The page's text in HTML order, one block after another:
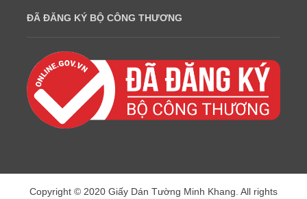
ĐÃ ĐĂNG KÝ BỘ CÔNG THƯƠNG
Copyright © 2020 Giấy Dán Tường Minh Khang. All rights